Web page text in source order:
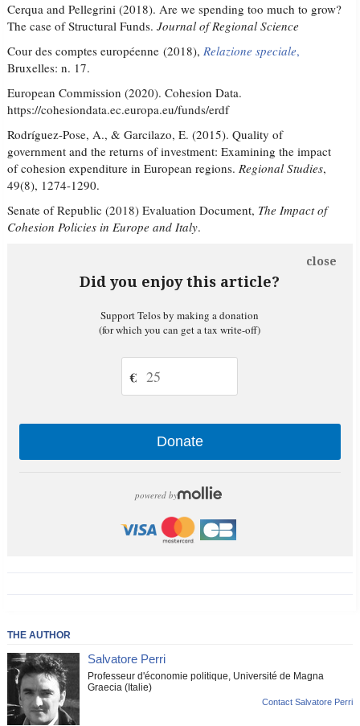
Cerqua and Pellegrini (2018). Are we spending too much to grow?
The case of Structural Funds.Journal of Regional Science
Cour des comptes européenne (2018),Relazione speciale,
Bruxelles: n. 17.
European Commission (2020). Cohesion Data.
https://cohesiondata.ec.europa.eu/funds/erdf
Rodríguez-Pose, A., & Garcilazo, E. (2015). Quality of
government and the returns of investment: Examining the impact
of cohesion expenditure in European regions.Regional Studies,
49(8), 1274-1290.
Senate of Republic (2018) Evaluation Document, The Impact of
Cohesion Policies in Europe and Italy.
Did you enjoy this article?
close
Support Telos by making a donation
(for which you can get a tax write-off)
€
Donate
powered by
THE AUTHOR
Salvatore Perri
Professeur d'économie politique, Université de Magna
Graecia (Italie)
Contact Salvatore Perri